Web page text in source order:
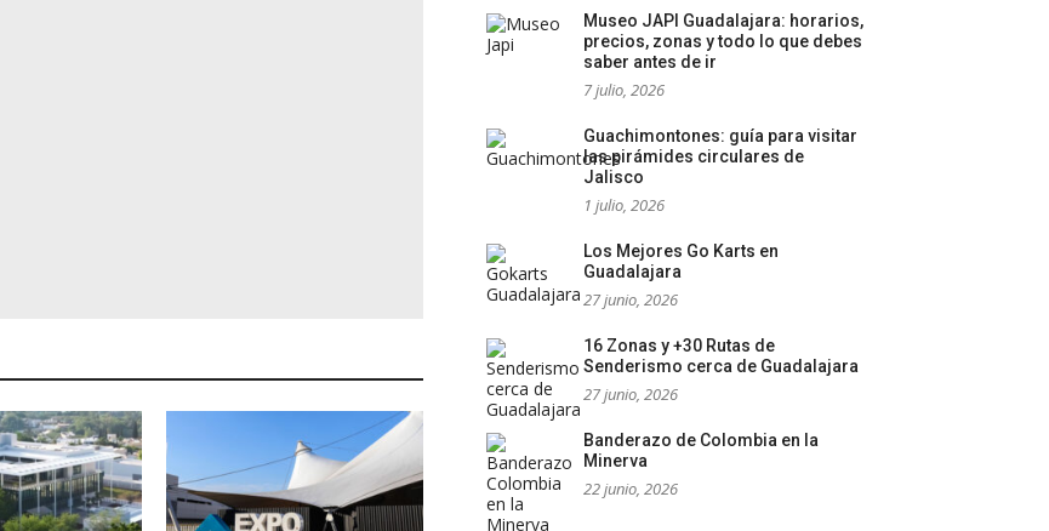
Museo JAPI Guadalajara: horarios,
precios, zonas y todo lo que debes
saber antes de ir
7 julio, 2026
Guachimontones: guía para visitar
las pirámides circulares de
Jalisco
1 julio, 2026
Los Mejores Go Karts en
Guadalajara
27 junio, 2026
16 Zonas y +30 Rutas de
Senderismo cerca de Guadalajara
27 junio, 2026
Banderazo de Colombia en la
Minerva
22 junio, 2026